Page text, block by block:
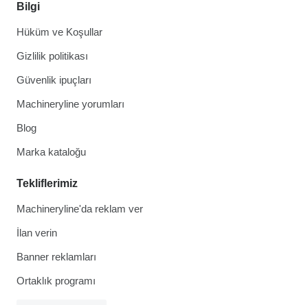
Bilgi
Hüküm ve Koşullar
Gizlilik politikası
Güvenlik ipuçları
Machineryline yorumları
Blog
Marka kataloğu
Tekliflerimiz
Machineryline'da reklam ver
İlan verin
Banner reklamları
Ortaklık programı